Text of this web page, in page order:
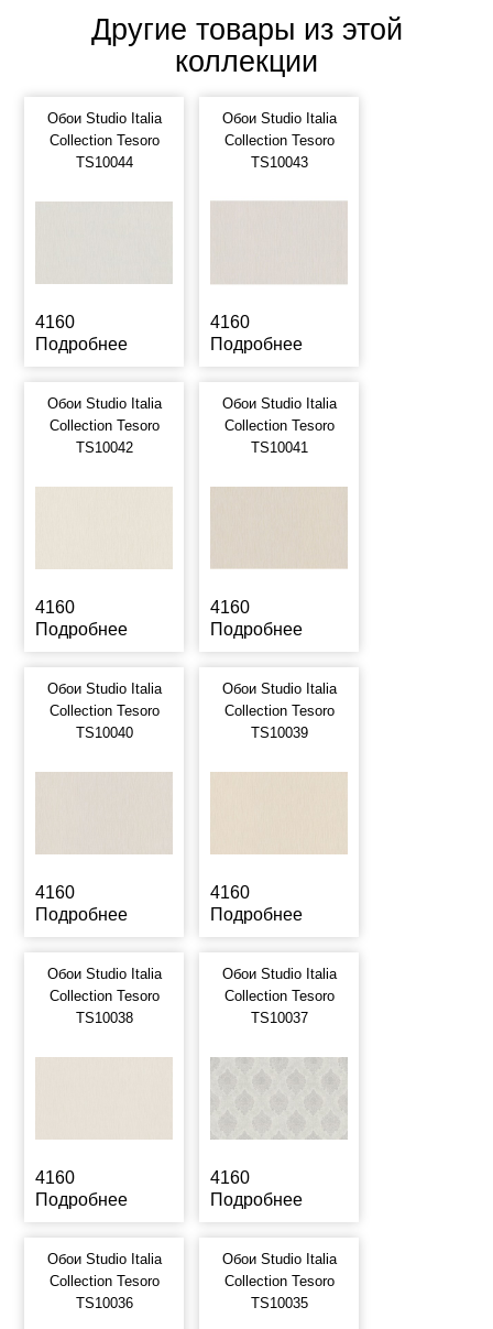
Другие товары из этой
коллекции
Обои Studio Italia
Collection Tesoro
TS10044
4160
Подробнее
Обои Studio Italia
Collection Tesoro
TS10043
4160
Подробнее
Обои Studio Italia
Collection Tesoro
TS10042
4160
Подробнее
Обои Studio Italia
Collection Tesoro
TS10041
4160
Подробнее
Обои Studio Italia
Collection Tesoro
TS10040
4160
Подробнее
Обои Studio Italia
Collection Tesoro
TS10039
4160
Подробнее
Обои Studio Italia
Collection Tesoro
TS10038
4160
Подробнее
Обои Studio Italia
Collection Tesoro
TS10037
4160
Подробнее
Обои Studio Italia
Collection Tesoro
TS10036
Обои Studio Italia
Collection Tesoro
TS10035